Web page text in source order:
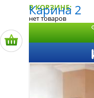
В КОРЗИНЕ:
нет товаров
Карина 2